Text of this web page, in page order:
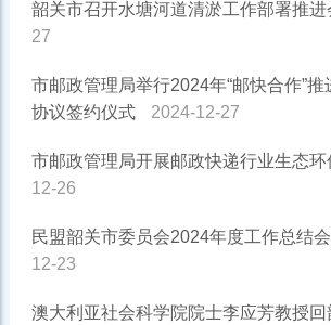
韶关市召开水塘河道清淤工作部署推进
27
市邮政管理局举行2024年“邮快合作”推
协议签约仪式
2024-12-27
市邮政管理局开展邮政快递行业生态环
12-26
民盟韶关市委员会2024年度工作总结
12-23
澳大利亚社会科学院院士李应芳教授回